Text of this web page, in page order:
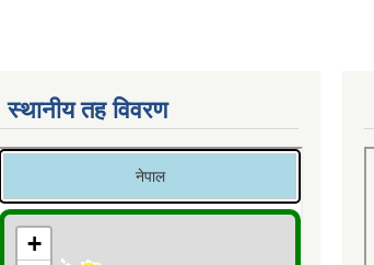
स्थानीय तह विवरण